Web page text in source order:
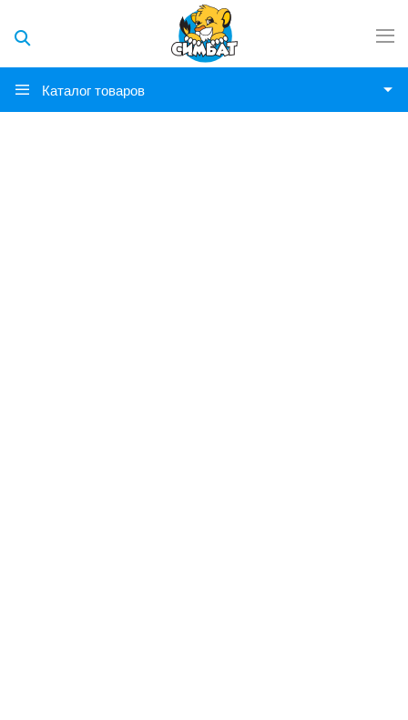
Каталог товаров